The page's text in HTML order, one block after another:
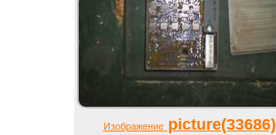
Изображениеpicture(33686)